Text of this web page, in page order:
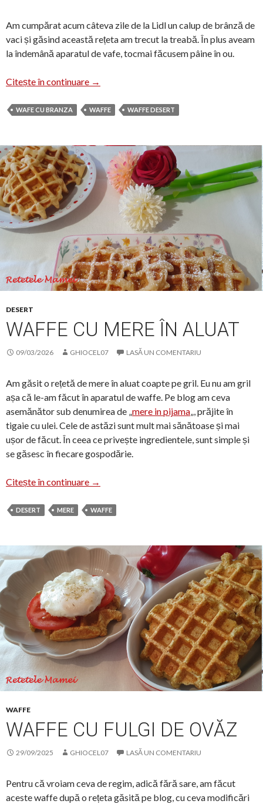
Am cumpărat acum câteva zile de la Lidl un calup de brânză de
vaci și găsind această rețeta am trecut la treabă. În plus aveam
la îndemână aparatul de vafe, tocmai făcusem pâine în ou.
Citește în continuare Wafe cu brânză de vaci
→
WAFE CU BRANZA WAFFE WAFFE DESERT
DESERT
WAFFE CU MERE ÎN ALUAT
09/03/2026 GHIOCEL07 LASĂ UN COMENTARIU
Am găsit o rețetă de mere în aluat coapte pe gril. Eu nu am gril
așa că le-am făcut în aparatul de waffe. Pe blog am ceva
asemănător sub denumirea de „mere in pijama„, prăjite în
tigaie cu ulei. Cele de astăzi sunt mult mai sănătoase și mai
ușor de făcut. În ceea ce privește ingredientele, sunt simple și
se găsesc în fiecare gospodărie.
Citește în continuare Waffe cu mere în aluat
→
DESERT MERE WAFFE
WAFFE
WAFFE CU FULGI DE OVĂZ
29/09/2025 GHIOCEL07 LASĂ UN COMENTARIU
Pentru că vroiam ceva de regim, adică fără sare, am făcut
aceste waffe după o rețeta găsită pe blog, cu ceva modificări